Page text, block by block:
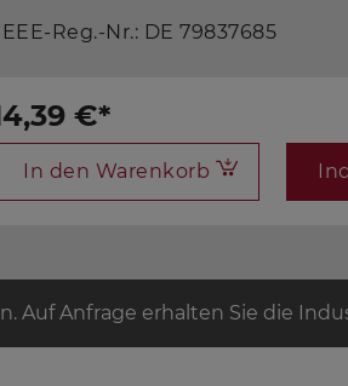
Reg.-Nr.: DE 79837685
€*
In den Warenkorb
Auf Anfrage erhalten Sie die